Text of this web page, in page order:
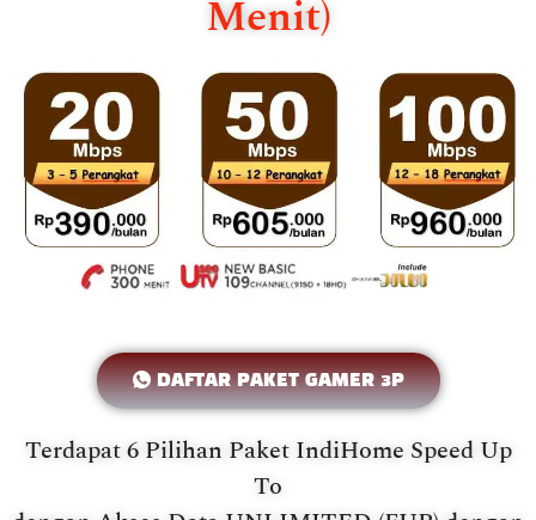
Menit)
DAFTAR PAKET GAMER 3P
Terdapat 6 Pilihan Paket IndiHome Speed Up
To